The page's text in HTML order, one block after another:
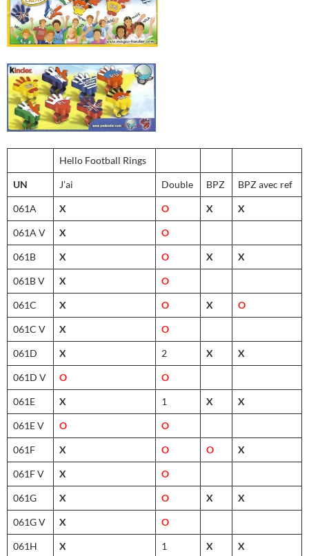
Hello Football Rings
UN J’ai Double BPZ BPZ avec ref
061A X O X X
061A V X O
061B X O X X
061B V X O
061C X O X O
061C V X O
061D X 2 X X
061D V O O
061E X 1 X X
061E V O O
061F X O O X
061F V X O
061G X O X X
061G V X O
061H X 1 X X